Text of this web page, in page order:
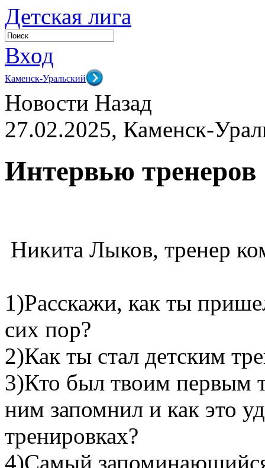
Детская лига
Вход
Каменск-Уральский
Новости Назад
27.02.2025, Каменск-
Интервью тренеров
Никита Лыков, тренер
1)Расскажи, как ты
сих пор?
2)Как ты стал детским
3)Кто был твоим первым
ним запомнил и как это
тренировках?
4)Самый